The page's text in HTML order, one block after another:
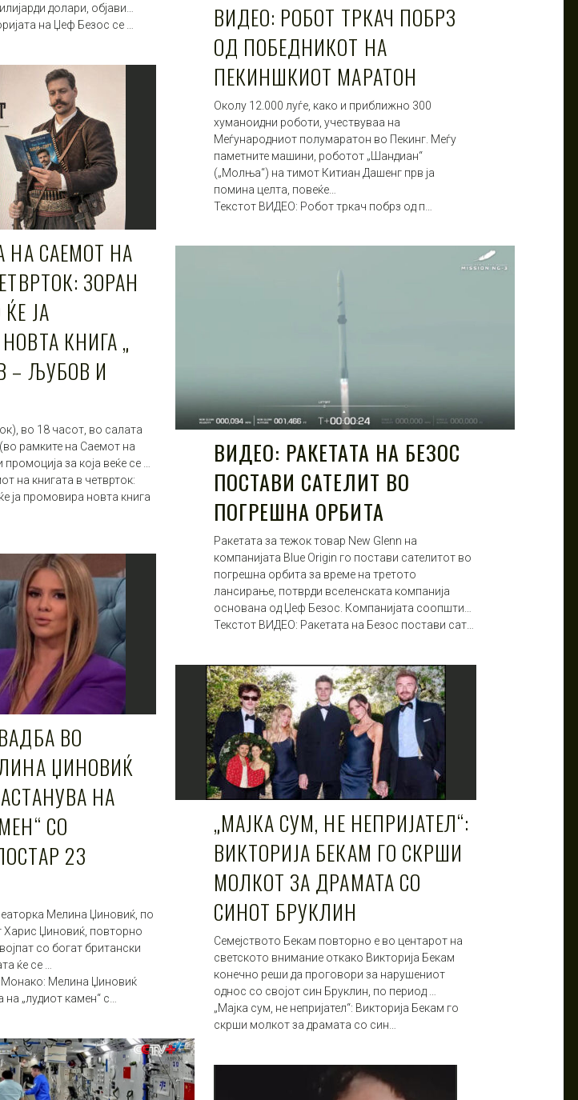
долари, објави…
на Џеф Безос се …
ВИДЕО: РОБОТ ТРКАЧ ПОБРЗ
ОД ПОБЕДНИКОТ НА
ПЕКИНШКИОТ МАРАТОН
Околу 12.000 луѓе, како и приближно 300
хуманоидни роботи, учествуваа на
Меѓународниот полумаратон во Пекинг. Меѓу
паметните машини, роботот „Шандиан“
(„Молња“) на тимот Китиан Дашенг прв ја
помина целта, повеќе…
Текстот ВИДЕО: Робот тркач побрз од п…
НА САЕМОТ НА
ЗОРАН
ЈА
КНИГА „
– ЉУБОВ И
во 18 часот, во салата
рамките на Саемот на
за која веќе се …
на книгата в четврток:
ја промовира новта книга
ВИДЕО: РАКЕТАТА НА БЕЗОС
ПОСТАВИ САТЕЛИТ ВО
ПОГРЕШНА ОРБИТА
Ракетата за тежок товар New Glenn на
компанијата Blue Origin го постави сателитот во
погрешна орбита за време на третото
лансирање, потврди вселенската компанија
основана од Џеф Безос. Компанијата соопшти…
Текстот ВИДЕО: Ракетата на Безос постави сат…
ВО
ЏИНОВИЌ
НА
СО
23
Мелина Џиновиќ, по
Харис Џиновиќ, повторно
со богат британски
ќе се …
Монако: Мелина Џиновиќ
„лудиот камен“ с…
„МАЈКА СУМ, НЕ НЕПРИЈАТЕЛ“:
ВИКТОРИЈА БЕКАМ ГО СКРШИ
МОЛКОТ ЗА ДРАМАТА СО
СИНОТ БРУКЛИН
Семејството Бекам повторно е во центарот на
светското внимание откако Викторија Бекам
конечно реши да проговори за нарушениот
однос со својот син Бруклин, по период …
„Мајка сум, не непријател“: Викторија Бекам го
скрши молкот за драмата со син…